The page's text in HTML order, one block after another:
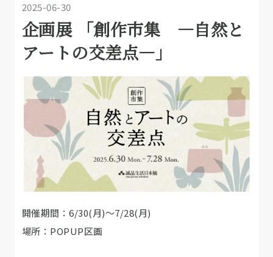
2025-06-30
企画展 「創作市集 ―自然と
アートの交差点―」
開催期間：6/30(月)～7/28(月)
場所：POPUP区画